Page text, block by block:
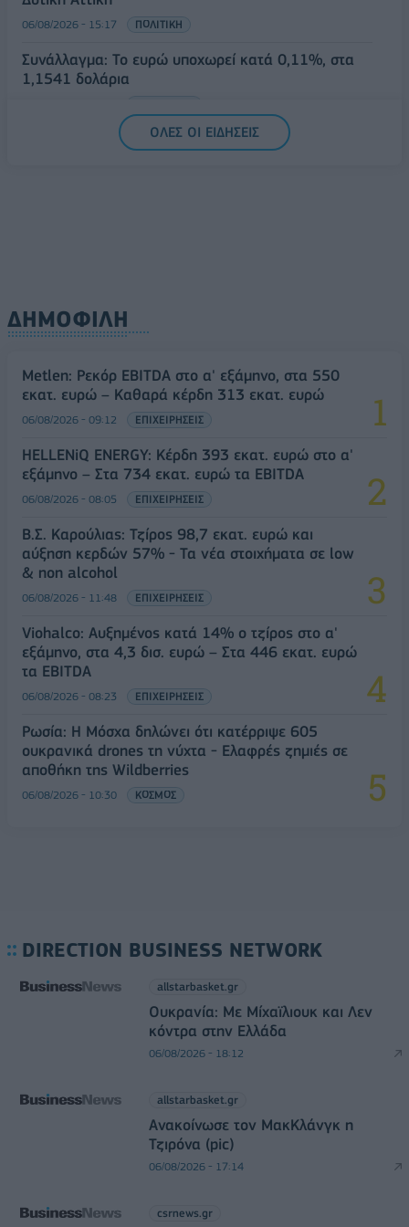
06/08/2026 - 15:17 ΠΟΛΙΤΙΚΗ
Συνάλλαγμα: Το ευρώ υποχωρεί κατά 0,11%, στα
1,1541 δολάρια
ΟΛΕΣ ΟΙ ΕΙΔΗΣΕΙΣ
ΔΗΜΟΦΙΛΗ
Metlen: Ρεκόρ EBITDA στο α' εξάμηνο, στα 550
εκατ. ευρώ – Καθαρά κέρδη 313 εκατ. ευρώ
06/08/2026 - 09:12 ΕΠΙΧΕΙΡΗΣΕΙΣ
HELLENiQ ENERGY: Κέρδη 393 εκατ. ευρώ στο α'
εξάμηνο – Στα 734 εκατ. ευρώ τα EBITDA
06/08/2026 - 08:05 ΕΠΙΧΕΙΡΗΣΕΙΣ
Β.Σ. Καρούλιας: Τζίρος 98,7 εκατ. ευρώ και
αύξηση κερδών 57% - Τα νέα στοιχήματα σε low
& non alcohol
06/08/2026 - 11:48 ΕΠΙΧΕΙΡΗΣΕΙΣ
Viohalco: Αυξημένος κατά 14% ο τζίρος στο α'
εξάμηνο, στα 4,3 δισ. ευρώ – Στα 446 εκατ. ευρώ
τα EBITDA
06/08/2026 - 08:23 ΕΠΙΧΕΙΡΗΣΕΙΣ
Ρωσία: Η Μόσχα δηλώνει ότι κατέρριψε 605
ουκρανικά drones τη νύχτα - Ελαφρές ζημιές σε
αποθήκη της Wildberries
06/08/2026 - 10:30 ΚΟΣΜΟΣ
DIRECTION BUSINESS NETWORK
allstarbasket.gr
Ουκρανία: Με Μίχαϊλιουκ και Λεν
κόντρα στην Ελλάδα
06/08/2026 - 18:12
allstarbasket.gr
Ανακοίνωσε τον ΜακΚλάνγκ η
Τζιρόνα (pic)
06/08/2026 - 17:14
csrnews.gr